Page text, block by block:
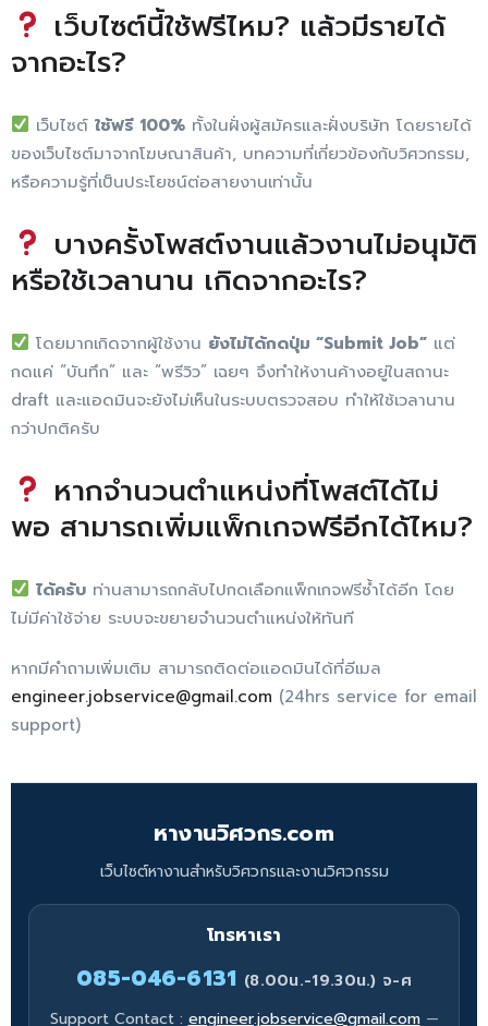
เว็บไซต์นี้ใช้ฟรีไหม? แล้วมีรายได้
จากอะไร?
เว็บไซต์ใช้ฟรี 100% ทั้งในฝั่งผู้สมัครและฝั่งบริษัท โดยรายได้
ของเว็บไซต์มาจากโฆษณาสินค้า, บทความที่เกี่ยวข้องกับวิศวกรรม,
หรือความรู้ที่เป็นประโยชน์ต่อสายงานเท่านั้น
บางครั้งโพสต์งานแล้วงานไม่อนุมัติ
หรือใช้เวลานาน เกิดจากอะไร?
โดยมากเกิดจากผู้ใช้งาน ยังไม่ได้กดปุ่ม “Submit Job” แต่
กดแค่ “บันทึก” และ “พรีวิว” เฉยๆ จึงทำให้งานค้างอยู่ในสถานะ
draft และแอดมินจะยังไม่เห็นในระบบตรวจสอบ ทำให้ใช้เวลานาน
กว่าปกติครับ
หากจำนวนตำแหน่งที่โพสต์ได้ไม่
พอ สามารถเพิ่มแพ็กเกจฟรีอีกได้ไหม?
ได้ครับ ท่านสามารถกลับไปกดเลือกแพ็กเกจฟรีซ้ำได้อีก โดย
ไม่มีค่าใช้จ่าย ระบบจะขยายจำนวนตำแหน่งให้ทันที
หากมีคำถามเพิ่มเติม สามารถติดต่อแอดมินได้ที่อีเมล
engineer.jobservice@gmail.com (24hrs service for email
support)
หางานวิศวกร.com
เว็บไซต์หางานสำหรับวิศวกรและงานวิศวกรรม
โทรหาเรา
085-046-6131 (8.00น.-19.30น.) จ-ศ
Support Contact : engineer.jobservice@gmail.com —